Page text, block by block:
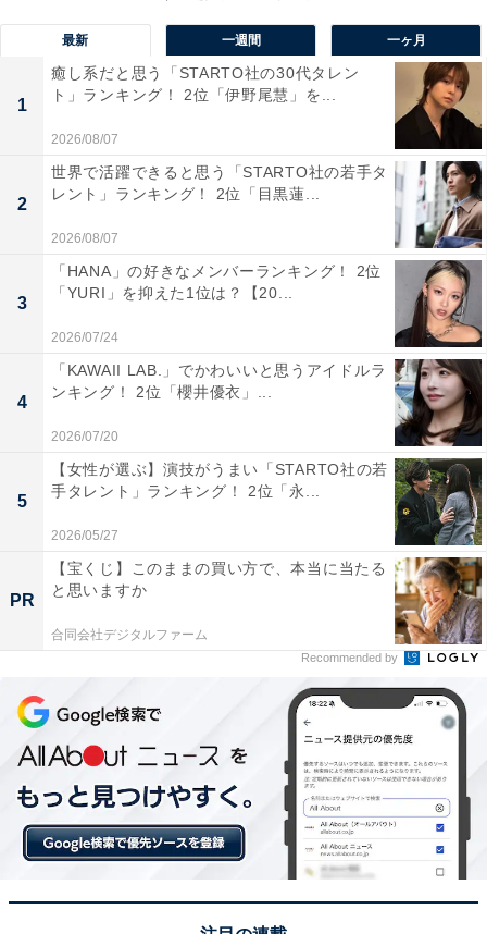
回答者のコメントを見ると「富士山は誰にでも理解で
き、イメージに残りやすいから」（20代女性／福井
県）、「富士山は本当に、その地域だけが名乗れる感じ
がする！日本一の山だし、日本の象徴だし、富士山プレ
ートはうらやましすぎる」（50代女性／兵庫県）、「日
本一の山というイメージができ、世界に誇れるナンバー
プレートだと思うため」（50代男性／千葉県）といった
声がありました。
※回答者のコメントは原文ママです
5位までの全ランキング結果を見
こちらもおすすめ
地名ランキング！ 2位「尾張小牧」、1位は？
最新 一週間 一ヶ月
1
癒し系だと思う「STARTO社の30代タレン
ト」ランキング！ 2位「伊野尾慧」を...
2026/08/07
2
世界で活躍できると思う「STARTO社の若手タ
レント」ランキング！ 2位「目黒蓮...
2026/08/07
3
「HANA」の好きなメンバーランキング！ 2位
「YURI」を抑えた1位は？【20...
2026/07/24
4
「KAWAII LAB.」でかわいいと思うアイドルラ
ンキング！ 2位「櫻井優衣」...
2026/07/20
5
【女性が選ぶ】演技がうまい「STARTO社の若
手タレント」ランキング！ 2位「永...
2026/05/27
PR
【宝くじ】このままの買い方で、本当に当たる
と思いますか
合同会社デジタルファーム
Recommended by